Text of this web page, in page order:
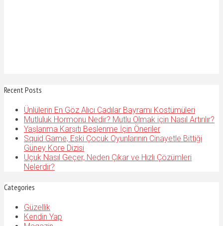
Recent Posts
Ünlülerin En Göz Alıcı Cadılar Bayramı Kostümüleri
Mutluluk Hormonu Nedir? Mutlu Olmak için Nasıl Artırılır?
Yaşlanma Karşıtı Beslenme İçin Öneriler
Squid Game, Eski Çocuk Oyunlarının Cinayetle Bittiği
Güney Kore Dizisi
Uçuk Nasıl Geçer, Neden Çıkar ve Hızlı Çözümleri
Nelerdir?
Categories
Güzellik
Kendin Yap